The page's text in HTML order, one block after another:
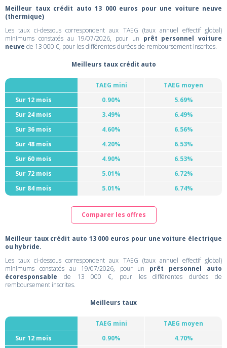
Meilleur taux crédit auto 13 000 euros pour une voiture neuve
(thermique)
Les taux ci-dessous correspondent aux TAEG (taux annuel effectif global)
minimums constatés au 19/07/2026, pour un prêt personnel voiture
neuve de 13 000 €, pour les différentes durées de remboursement inscrites.
Meilleurs taux crédit auto
TAEG mini
TAEG moyen
Sur 12 mois
0.90%
5.69%
Sur 24 mois
3.49%
6.49%
Sur 36 mois
4.60%
6.56%
Sur 48 mois
4.20%
6.53%
Sur 60 mois
4.90%
6.53%
Sur 72 mois
5.01%
6.72%
Sur 84 mois
5.01% 6.74%
Comparer les offres
Meilleur taux crédit auto 13 000 euros pour une voiture électrique
ou hybride.
Les taux ci-dessous correspondent aux TAEG (taux annuel effectif global)
minimums constatés au 19/07/2026, pour un prêt personnel auto
écoresponsable de 13 000 €, pour les différentes durées de
remboursement inscrites.
Meilleurs taux
TAEG mini
TAEG moyen
Sur 12 mois
0.90%
4.70%